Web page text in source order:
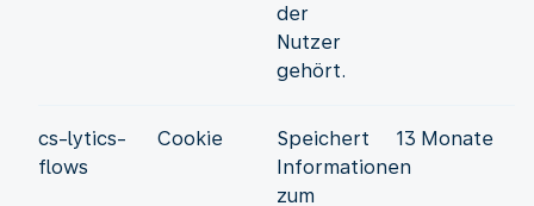
der
Nutzer
gehört.
cs-lytics-
flows
Cookie
Speichert
Informationen
zum
13 Monate